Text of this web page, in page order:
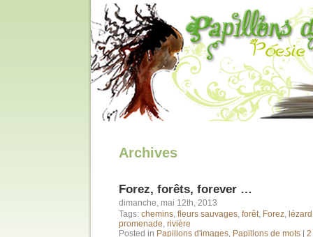
Archives
Forez, forêts, forever …
dimanche, mai 12th, 2013
Tags: chemins, fleurs sauvages, forêt, Forez, lézard
promenade, rivière
Posted in Papillons d'images, Papillons de mots 2